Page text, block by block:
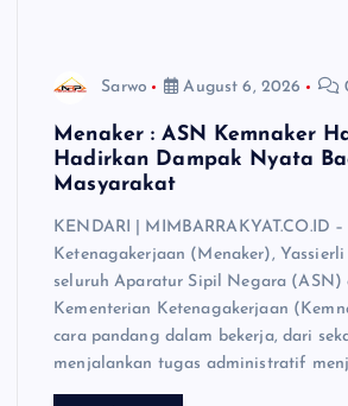
Sarwo August 6, 2026
Menaker : ASN Kemnaker
Hadirkan Dampak Nyata
Masyarakat
KENDARI | MIMBARRAKYAT.CO.ID
Ketenagakerjaan (Menaker),
seluruh Aparatur Sipil Negara
Kementerian Ketenagakerjaan
cara pandang dalam bekerja, dari
menjalankan tugas administratif